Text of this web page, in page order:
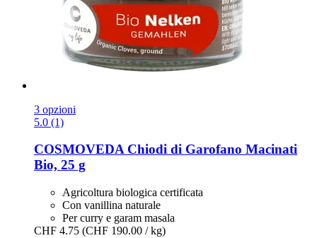
3 opzioni
5.0 (1)
COSMOVEDAChiodi di Garofano Macinati
Bio, 25 g
Agricoltura biologica certificata
Con vanillina naturale
Per curry e garam masala
CHF 4.75 (CHF 190.00 / kg)